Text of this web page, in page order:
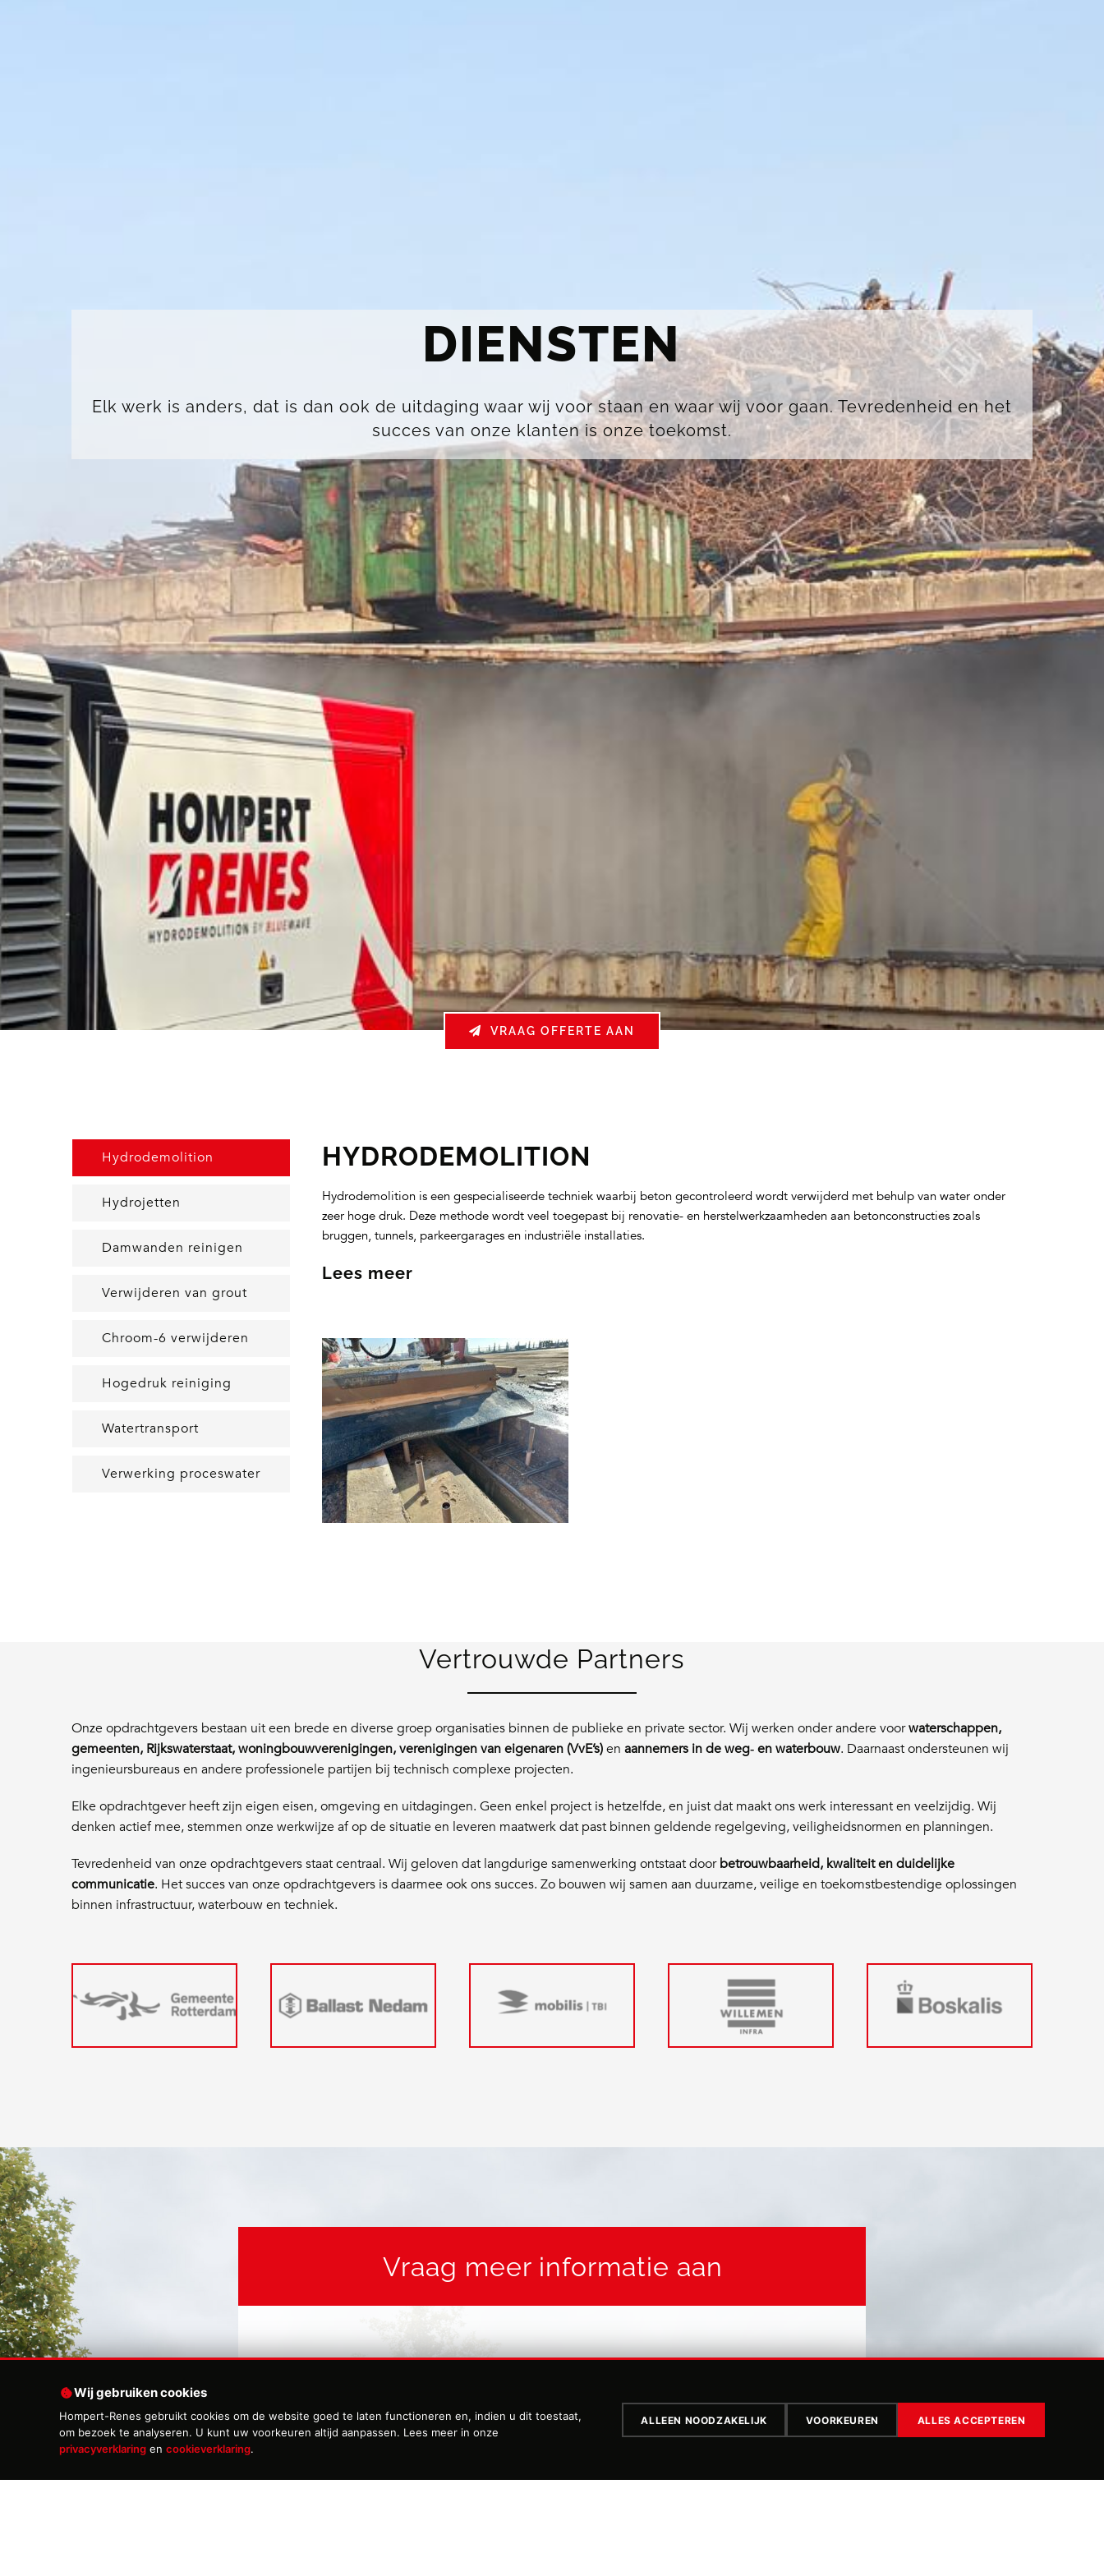
DIENSTEN
Elk werk is anders, dat is dan ook de uitdaging waar wij voor staan en waar wij voor gaan. Tevredenheid en het
succes van onze klanten is onze toekomst.
VRAAG OFFERTE AAN
Hydrodemolition
Hydrojetten
Damwanden reinigen
Verwijderen van grout
Chroom-6 verwijderen
Hogedruk reiniging
Watertransport
Verwerking proceswater
HYDRODEMOLITION
Hydrodemolition is een gespecialiseerde techniek waarbij beton gecontroleerd wordt verwijderd met behulp van water onder
zeer hoge druk. Deze methode wordt veel toegepast bij renovatie- en herstelwerkzaamheden aan betonconstructies zoals
bruggen, tunnels, parkeergarages en industriële installaties.
Lees meer
Vertrouwde Partners
Onze opdrachtgevers bestaan uit een brede en diverse groep organisaties binnen de publieke en private sector. Wij werken onder andere voorwaterschappen,
gemeenten, Rijkswaterstaat, woningbouwverenigingen, verenigingen van eigenaren (VvE’s)en aannemers in de weg‑ en waterbouw. Daarnaast ondersteunen wij
ingenieursbureaus en andere professionele partijen bij technisch complexe projecten.
Elke opdrachtgever heeft zijn eigen eisen, omgeving en uitdagingen. Geen enkel project is hetzelfde, en juist dat maakt ons werk interessant en veelzijdig. Wij
denken actief mee, stemmen onze werkwijze af op de situatie en leveren maatwerk dat past binnen geldende regelgeving, veiligheidsnormen en planningen.
Tevredenheid van onze opdrachtgevers staat centraal. Wij geloven dat langdurige samenwerking ontstaat doorbetrouwbaarheid, kwaliteit en duidelijke
communicatie. Het succes van onze opdrachtgevers is daarmee ook ons succes. Zo bouwen wij samen aan duurzame, veilige en toekomstbestendige oplossingen
binnen infrastructuur, waterbouw en techniek.
Vraag meer informatie aan
Wij gebruiken cookies
Hompert-Renes gebruikt cookies om de website goed te laten functioneren en, indien u dit toestaat,
om bezoek te analyseren. U kunt uw voorkeuren altijd aanpassen. Lees meer in onze
privacyverklaring en cookieverklaring.
ALLEEN NOODZAKELIJK VOORKEUREN ALLES ACCEPTEREN